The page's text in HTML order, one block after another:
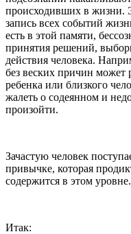
происходивших в жизни.
запись всех событий
есть в этой памяти,
принятия решений,
действия человека.
без веских причин может
ребенка или близкого
жалеть о содеянном и
произойти.
Зачастую человек
привычке, которая
содержится в этом уровне.
Итак: